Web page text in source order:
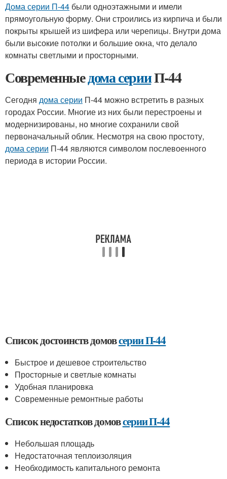
Дома серии П-44 были одноэтажными и имели
прямоугольную форму. Они строились из кирпича и были
покрыты крышей из шифера или черепицы. Внутри дома
были высокие потолки и большие окна, что делало
комнаты светлыми и просторными.
Современныедома серииП-44
Сегодня дома серии П-44 можно встретить в разных
городах России. Многие из них были перестроены и
модернизированы, но многие сохранили свой
первоначальный облик. Несмотря на свою простоту,
дома серии П-44 являются символом послевоенного
периода в истории России.
Список достоинств домовсерии П-44
Быстрое и дешевое строительство
Просторные и светлые комнаты
Удобная планировка
Современные ремонтные работы
Список недостатков домовсерии П-44
Небольшая площадь
Недостаточная теплоизоляция
Необходимость капитального ремонта